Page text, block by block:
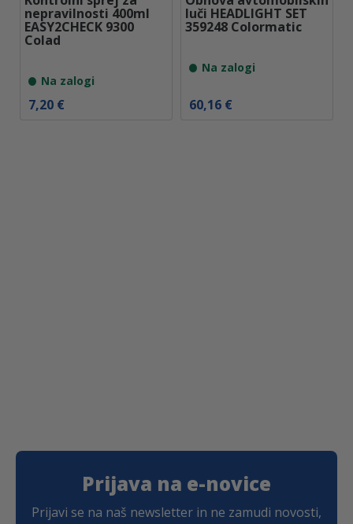
n
:
o
,
5
5
b
i
l
:
9
8
2
e
:
8
6
4
€
nepravilnosti 400ml
EASY2CHECK 9300
Colad
Na zalogi
7,20 €
luči HEADLIGHT SET
359248 Colormatic
Na zalogi
60,16 €
Prijava na e-novice
Prijavi se na naš newsletter in ne zamudi novosti,